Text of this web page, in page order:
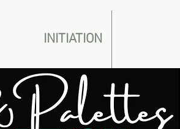
INITIATION